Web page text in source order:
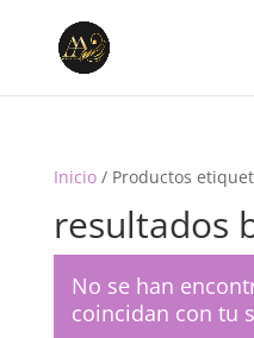
Inicio/ Productos
resultados
No se han
coincidan con tu